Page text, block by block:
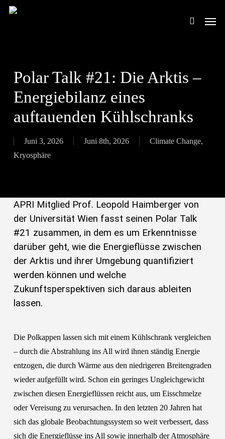
Skip
search
Menu
Polar Talk #21: Die Arktis –
Energiebilanz eines
auftauenden Kühlschranks
Juni 3, 2026 Juni 8th, 2026 Climate Change,
Kryosphäre
APRI Mitglied Prof. Leopold Haimberger von
der Universität Wien fasst seinen Polar Talk
#21 zusammen, in dem es um Erkenntnisse
darüber geht, wie die Energieflüsse zwischen
der Arktis und ihrer Umgebung quantifiziert
werden können und welche
Zukunftsperspektiven sich daraus ableiten
lassen.
Die Polkappen lassen sich mit einem Kühlschrank vergleichen
– durch die Abstrahlung ins All wird ihnen ständig Energie
entzogen, die durch Wärme aus den niedrigeren Breitengraden
wieder aufgefüllt wird. Schon ein geringes Ungleichgewicht
zwischen diesen Energieflüssen reicht aus, um Eisschmelze
oder Vereisung zu verursachen. In den letzten 20 Jahren hat
sich das globale Beobachtungssystem so weit verbessert, dass
sich die Energieflüsse ins All sowie innerhalb der Atmosphäre